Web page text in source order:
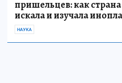
пришельцев: как страна
искала и изучала
НАУКА